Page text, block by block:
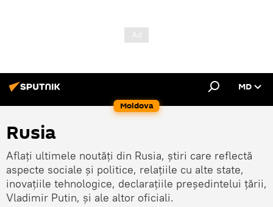
Moldova
MD
Rusia
Aflați ultimele noutăți din Rusia, știri care reflectă
aspecte sociale și politice, relațiile cu alte state,
inovațiile tehnologice, declarațiile președintelui țării,
Vladimir Putin, și ale altor oficiali.